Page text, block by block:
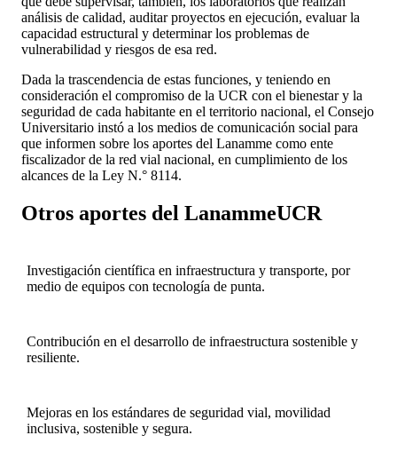
análisis de calidad, auditar proyectos en ejecución, evaluar la
capacidad estructural y determinar los problemas de
vulnerabilidad y riesgos de esa red.
Dada la trascendencia de estas funciones, y teniendo en
consideración el compromiso de la UCR con el bienestar y la
seguridad de cada habitante en el territorio nacional, el Consejo
Universitario instó a los medios de comunicación social para
que informen sobre los aportes del Lanamme como ente
fiscalizador de la red vial nacional, en cumplimiento de los
alcances de la Ley N.° 8114.
Otros aportes del LanammeUCR
Investigación científica en infraestructura y transporte, por
medio de equipos con tecnología de punta.
Contribución en el desarrollo de infraestructura sostenible y
resiliente.
Mejoras en los estándares de seguridad vial, movilidad
inclusiva, sostenible y segura.